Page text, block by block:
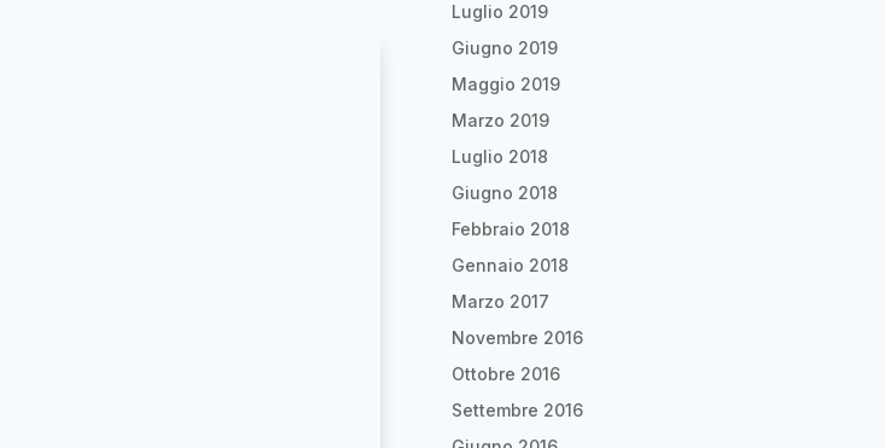
Luglio 2019
Giugno 2019
Maggio 2019
Marzo 2019
Luglio 2018
Giugno 2018
Febbraio 2018
Gennaio 2018
Marzo 2017
Novembre 2016
Ottobre 2016
Settembre 2016